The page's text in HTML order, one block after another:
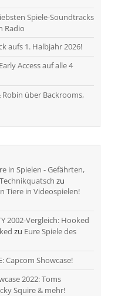
Spiele-Soundtracks
Radio
aufs 1. Halbjahr 2026!
Access auf alle 4
über Backrooms,
in Spielen - Gefährten,
zu
Tiere in Videospielen!
2002-Vergleich: Hooked
zu Eure Spiele des
Capcom Showcase!
2022: Toms
Squire & mehr!